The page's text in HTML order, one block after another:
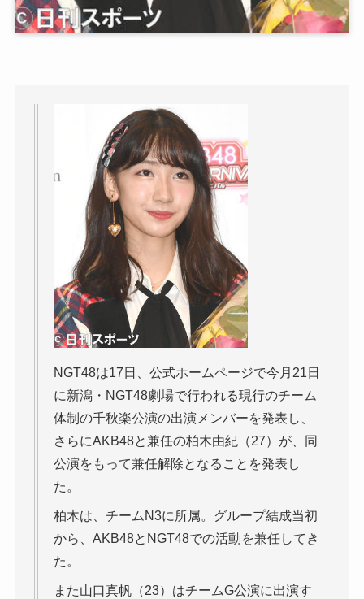
NGT48は17日、公式ホームページで今月21日
に新潟・NGT48劇場で行われる現行のチーム
体制の千秋楽公演の出演メンバーを発表し、
さらにAKB48と兼任の柏木由紀（27）が、同
公演をもって兼任解除となることを発表し
た。
柏木は、チームN3に所属。グループ結成当初
から、AKB48とNGT48での活動を兼任してき
た。
また山口真帆（23）はチームG公演に出演す